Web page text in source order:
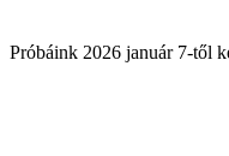
Próbáink 2026 január 7-től